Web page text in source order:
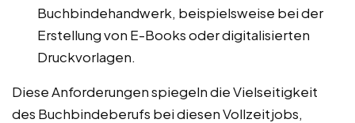
Buchbindehandwerk, beispielsweise bei der
Erstellung von E-Books oder digitalisierten
Druckvorlagen.
Diese Anforderungen spiegeln die Vielseitigkeit
des Buchbindeberufs bei diesen Vollzeitjobs,